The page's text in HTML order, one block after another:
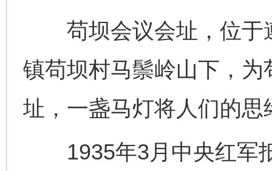
苟坝会议会址，位于
镇苟坝村马鬃岭山下，
址，一盏马灯将人们的
1935年3月中央红军